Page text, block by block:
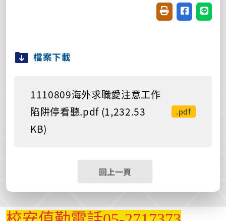
友善列印(開新視
分享至臉書
分享
檔案下載
1110809海外求職愛注意工作
陷阱停看聽.pdf (1,232.53
KB)
.pdf
回上一頁